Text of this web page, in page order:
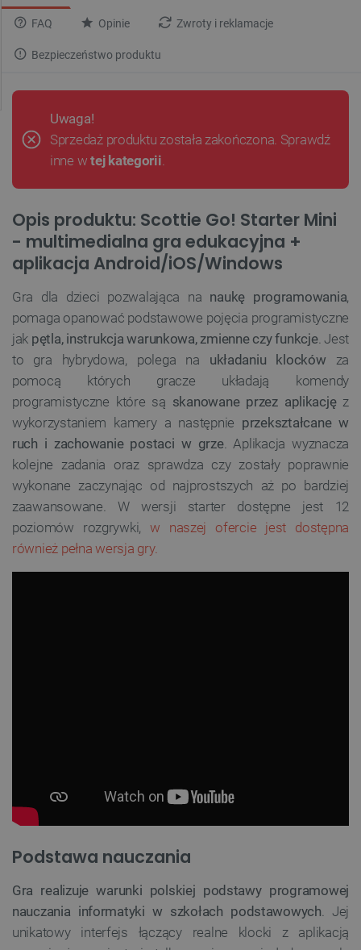
FAQ Opinie Zwroty i reklamacje
Bezpieczeństwo produktu
Uwaga!
Sprzedaż produktu została zakończona. Sprawdź
inne wtej kategorii.
Opis produktu: Scottie Go! Starter Mini
- multimedialna gra edukacyjna +
aplikacja Android/iOS/Windows
Gra dla dzieci pozwalająca na naukę programowania,
pomaga opanować podstawowe pojęcia programistyczne
jak pętla, instrukcja warunkowa, zmienne czy funkcje. Jest
to gra hybrydowa, polega na układaniu klocków za
pomocą których gracze układają komendy
programistyczne które są skanowane przez aplikacjęz
wykorzystaniem kamery a następnie przekształcane w
ruch i zachowanie postaci w grze. Aplikacja wyznacza
kolejne zadania oraz sprawdza czy zostały poprawnie
wykonane zaczynając od najprostszych aż po bardziej
zaawansowane. W wersji starter dostępne jest 12
poziomów rozgrywki,w naszej ofercie jest dostępna
również pełna wersja gry.
Podstawa nauczania
Gra realizuje warunki polskiej podstawy programowej
nauczania informatyki w szkołach podstawowych. Jej
unikatowy interfejs łączący realne klocki z aplikacją